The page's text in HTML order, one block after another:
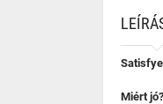
Miért jó?